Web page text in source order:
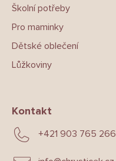
Školní potřeby
Pro maminky
Dětské oblečení
Lůžkoviny
Kontakt
+421 903 765 266